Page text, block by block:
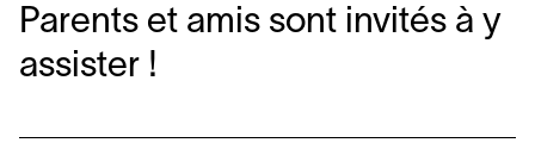
Parents et amis sont invités à y
assister !